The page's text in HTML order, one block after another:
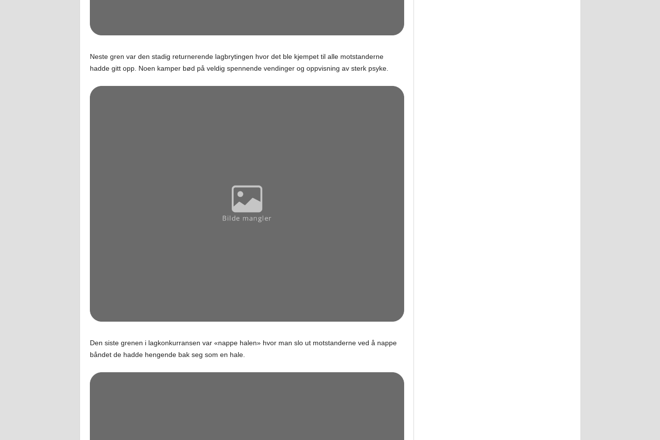
Neste gren var den stadig returnerende lagbrytingen hvor det ble kjempet til alle motstanderne
hadde gitt opp. Noen kamper bød på veldig spennende vendinger og oppvisning av sterk psyke.
Den siste grenen i lagkonkurransen var «nappe halen» hvor man slo ut motstanderne ved å nappe
båndet de hadde hengende bak seg som en hale.